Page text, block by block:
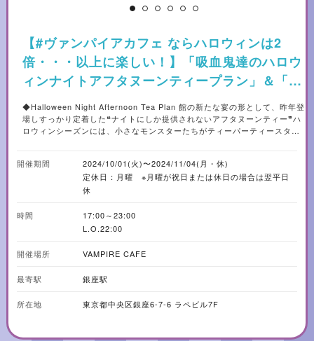
【#ヴァンパイアカフェ ならハロウィンは2
倍・・・以上に楽しい！】「吸血鬼達のハロウ
ィンナイトアフタヌーンティープラン」＆「ド
ラキュラ城のブラッディーハロウィンコース」
ダブル展開！
◆Halloween Night Afternoon Tea Plan 館の新たな宴の形として、昨年登
場しすっかり定着した❝ナイトにしか提供されないアフタヌーンティー❞ハ
ロウィンシーズンには、小さなモンスターたちがティーパーティースタン
フィーユに、❝血❞を注いで、宴を始めてしまいましょう…！ 〇吸血鬼達の
ハロウィンナイトアフタヌーンティープラン 5,500円（税込） †吸血鬼の
盃～ナイトアフタヌーンティー限定オリジナルカクテル～ （アルコール ／
ートロールケーキ †目玉ゼリー †フランボワーズマカロン †チョコがけワ
ッフル †フランボワーズのムースタルト †ベリーのタルト †鴨の棺桶サ
ュ †カマンベールチーズクラッカー †モッツァレラとミニトマトの串刺し
カプレーゼ †ベリーの魔法陣ミルフィーユ †食後の珈琲or紅茶 〇
Halloween Original Cocktail トリックオアブラッド 1,300円（税
込） ※ノンアルコール／アルコールは＋100円 〇Bloody Halloween
†満月に羽ばたく吸血コウモリ 〜パンプキンクリームチーズと自家製フォ
コのサラダ 赤いドレッシングで～ †ドラキュラ伯爵が眠る棺 〜特製マル
開催期間
2024/10/01(火)〜2024/11/04(月・休)
定休日：月曜 ※月曜が祝日または休日の場合は翌平日
休
時間
17:00～23:00
L.O.22:00
開催場所 VAMPIRE CAFE
最寄駅 銀座駅
所在地 東京都中央区銀座6-7-6 ラペビル7F